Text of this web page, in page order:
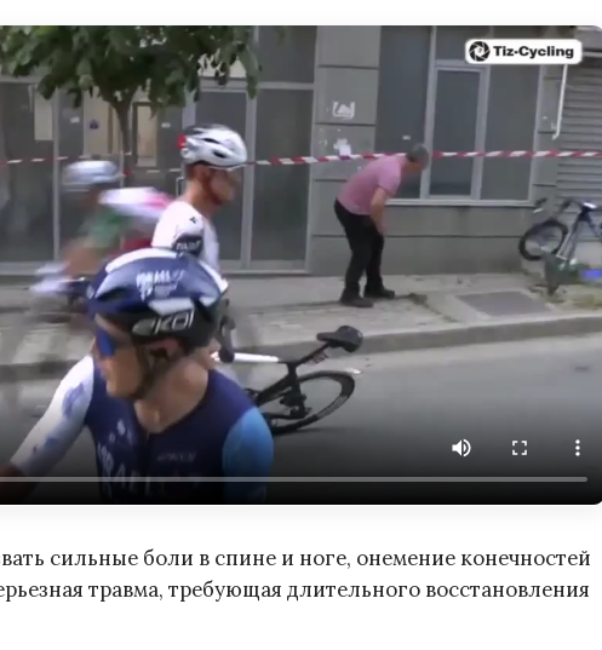
сильные боли в спине и ноге, онемение конечностей
травма, требующая длительного восстановления